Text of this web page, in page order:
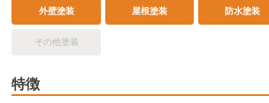
外壁塗装 屋根塗装 防水塗装
その他塗装
特徴